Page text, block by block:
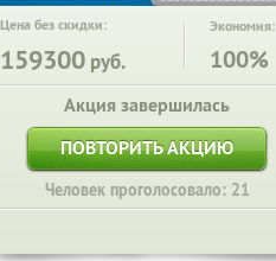
Цена без скидки:
159300 руб.
Экономия:
100%
Акция завершилась
ПОВТОРИТЬ АКЦИЮ
Человек проголосовало: 21